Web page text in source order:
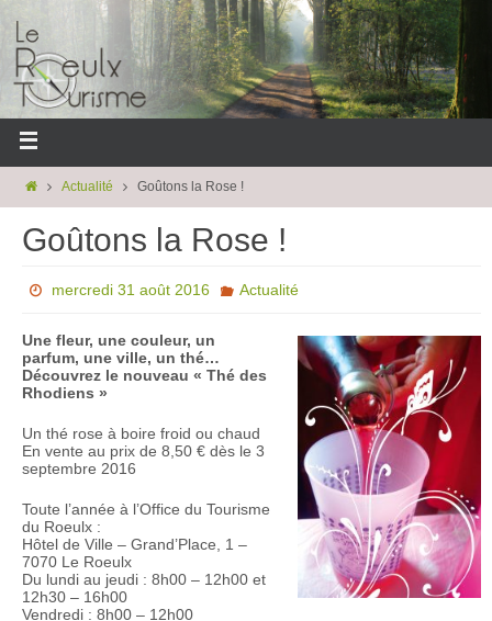
Actualité Goûtons la Rose !
Goûtons la Rose !
mercredi 31 août 2016 Actualité
Une fleur, une couleur, un
parfum, une ville, un thé…
Découvrez le nouveau « Thé des
Rhodiens »
Un thé rose à boire froid ou chaud
En vente au prix de 8,50 € dès le 3
septembre 2016
Toute l’année à l’Office du Tourisme
du Roeulx :
Hôtel de Ville – Grand’Place, 1 –
7070 Le Roeulx
Du lundi au jeudi : 8h00 – 12h00 et
12h30 – 16h00
Vendredi : 8h00 – 12h00